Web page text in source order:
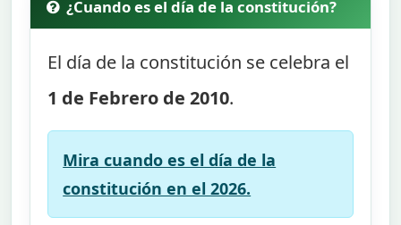
¿Cuando es el día de la constitución?
El día de la constitución se celebra el
1 de Febrero de 2010.
Mira cuando es el día de la
constitución en el 2026.